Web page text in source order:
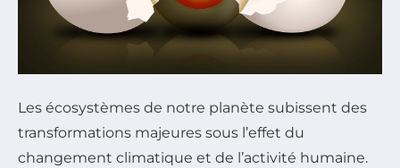
Les écosystèmes de notre planète subissent des
transformations majeures sous l’effet du
changement climatique et de l’activité humaine.